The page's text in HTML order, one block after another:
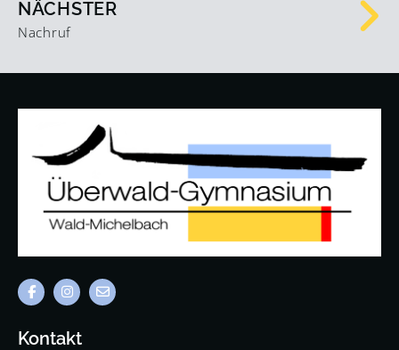
NÄCHSTER
Nachruf
Kontakt